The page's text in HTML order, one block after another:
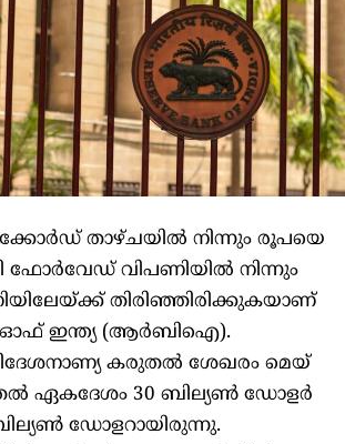
താഴ്ചയില്‍ നിന്നും രൂപയെ
ഫോര്‍വേഡ് വിപണിയില്‍ നിന്നും
തിരിഞ്ഞിരിക്കുകയാണ്
ഓഫ് ഇന്ത്യ (ആര്‍ബിഐ).
കരുതല്‍ ശേഖരം മെയ്
ഏകദേശം 30 ബില്യണ്‍ ഡോളര്‍
ഡോളറായിരുന്നു.